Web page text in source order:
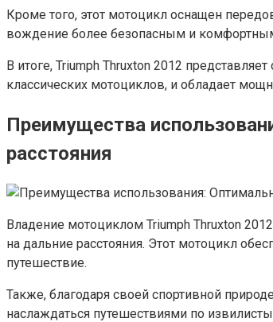
Кроме того, этот мотоцикл оснащен
вождение более безопасным и
В итоге, Triumph Thruxton 2012
классических мотоциклов, и обладает
Преимущества
расстояния
Владение мотоциклом Triumph Thruxton
на дальние расстояния. Этот мотоцикл
путешествие.
Также, благодаря своей спортивной
наслаждаться путешествиями по